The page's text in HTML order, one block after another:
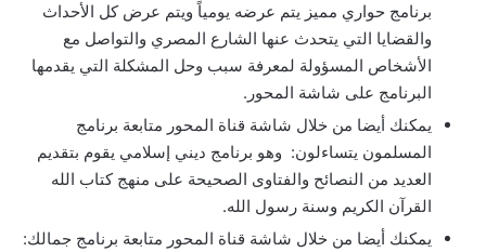
برنامج حواري مميز يتم عرضه يومياً ويتم عرض كل الأحداث
والقضايا التي يتحدث عنها الشارع المصري والتواصل مع
الأشخاص المسؤولة لمعرفة سبب وحل المشكلة التي يقدمها
البرنامج على شاشة المحور.
يمكنك أيضا من خلال شاشة قناة المحور متابعة برنامج
المسلمون يتساءلون: وهو برنامج ديني إسلامي يقوم بتقديم
العديد من النصائح والفتاوى الصحيحة على منهج كتاب الله
القرآن الكريم وسنة رسول الله.
يمكنك أيضا من خلال شاشة قناة المحور متابعة برنامج جمالك: